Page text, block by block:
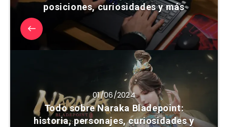
posiciones, curiosidades y más
01/06/2024
Todo sobre Naraka Bladepoint:
historia, personajes, curiosidades y